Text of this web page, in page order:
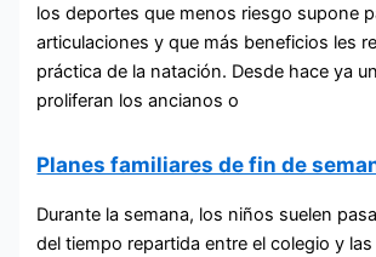
los deportes que menos riesgo supone
articulaciones y que más beneficios les
práctica de la natación. Desde hace ya
proliferan los ancianos o
Planes familiares de fin de
Durante la semana, los niños suelen
del tiempo repartida entre el colegio y